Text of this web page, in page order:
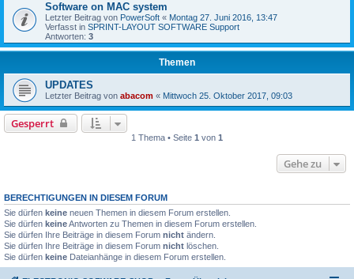
Software on MAC system
Letzter Beitrag von PowerSoft « Montag 27. Juni 2016, 13:47
Verfasst in SPRINT-LAYOUT SOFTWARE Support
Antworten: 3
Themen
UPDATES
Letzter Beitrag von abacom « Mittwoch 25. Oktober 2017, 09:03
Gesperrt
1 Thema • Seite 1 von 1
Gehe zu
BERECHTIGUNGEN IN DIESEM FORUM
Sie dürfen keine neuen Themen in diesem Forum erstellen.
Sie dürfen keineAntworten zu Themen in diesem Forum erstellen.
Sie dürfen Ihre Beiträge in diesem Forum nicht ändern.
Sie dürfen Ihre Beiträge in diesem Forum nicht löschen.
Sie dürfen keine Dateianhänge in diesem Forum erstellen.